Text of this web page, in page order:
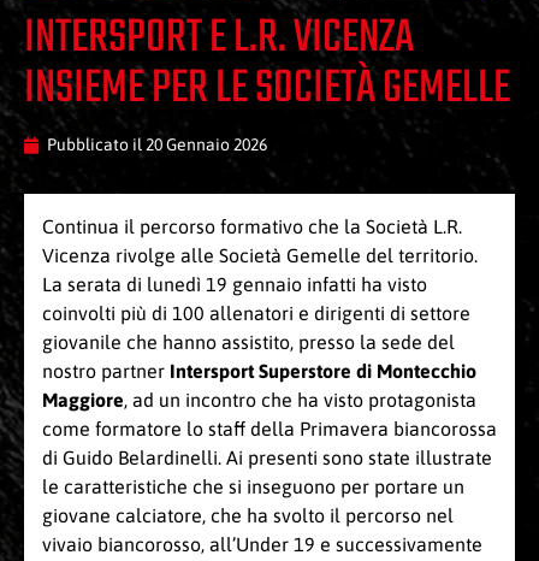
INTERSPORT E L.R. VICENZA
INSIEME PER LE SOCIETÀ GEMELLE
Pubblicato il 20 Gennaio 2026
Continua il percorso formativo che la Società L.R.
Vicenza rivolge alle Società Gemelle del territorio.
La serata di lunedì 19 gennaio infatti ha visto
coinvolti più di 100 allenatori e dirigenti di settore
giovanile che hanno assistito, presso la sede del
nostro partner Intersport Superstore di Montecchio
Maggiore, ad un incontro che ha visto protagonista
come formatore lo staff della Primavera biancorossa
di Guido Belardinelli. Ai presenti sono state illustrate
le caratteristiche che si inseguono per portare un
giovane calciatore, che ha svolto il percorso nel
vivaio biancorosso, all’Under 19 e successivamente